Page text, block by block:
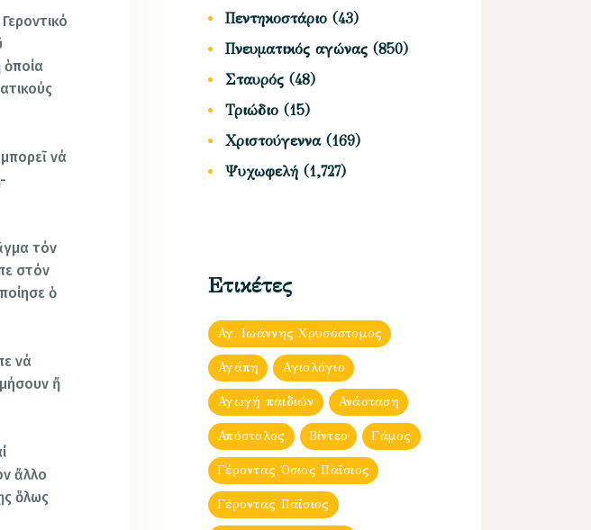
ὁποία
νά
τόν
στόν
ὁ
νά
ἤ
ἄλλο
ὅλως
Πεντηκοστάριο (43)
Πνευματικός αγώνας (850)
Σταυρός (48)
Τριώδιο (15)
Χριστούγεννα(169)
Ψυχωφελή (1,727)
Ετικέτες
Αγ. Ιωάννης Χρυσόστομος
Αγάπη Αγιολόγιο
Αγωγή παιδιών Ανάσταση
Απόστολος Βίντεο Γάμος
Γέροντας Όσιος Παΐσιος
Γέροντας Παΐσιος